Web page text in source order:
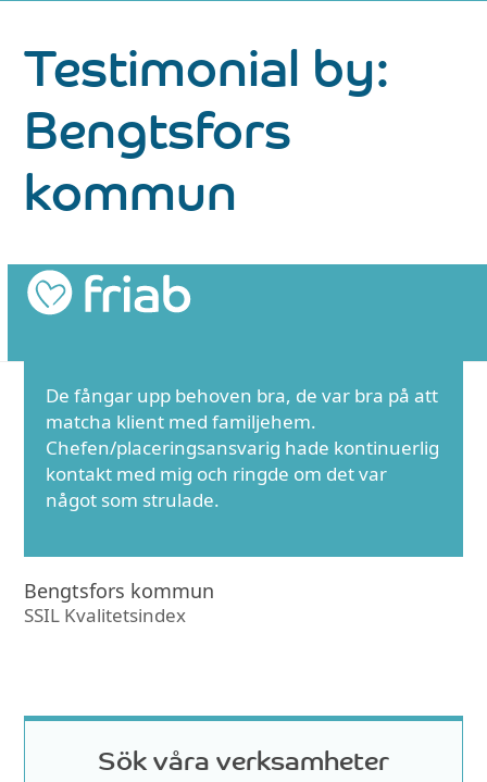
content
Testimonial by:
Bengtsfors
kommun
De fångar upp behoven bra, de var bra på att
matcha klient med familjehem.
Chefen/placeringsansvarig hade kontinuerlig
kontakt med mig och ringde om det var
något som strulade.
Bengtsfors kommun
SSIL Kvalitetsindex
Sök våra verksamheter